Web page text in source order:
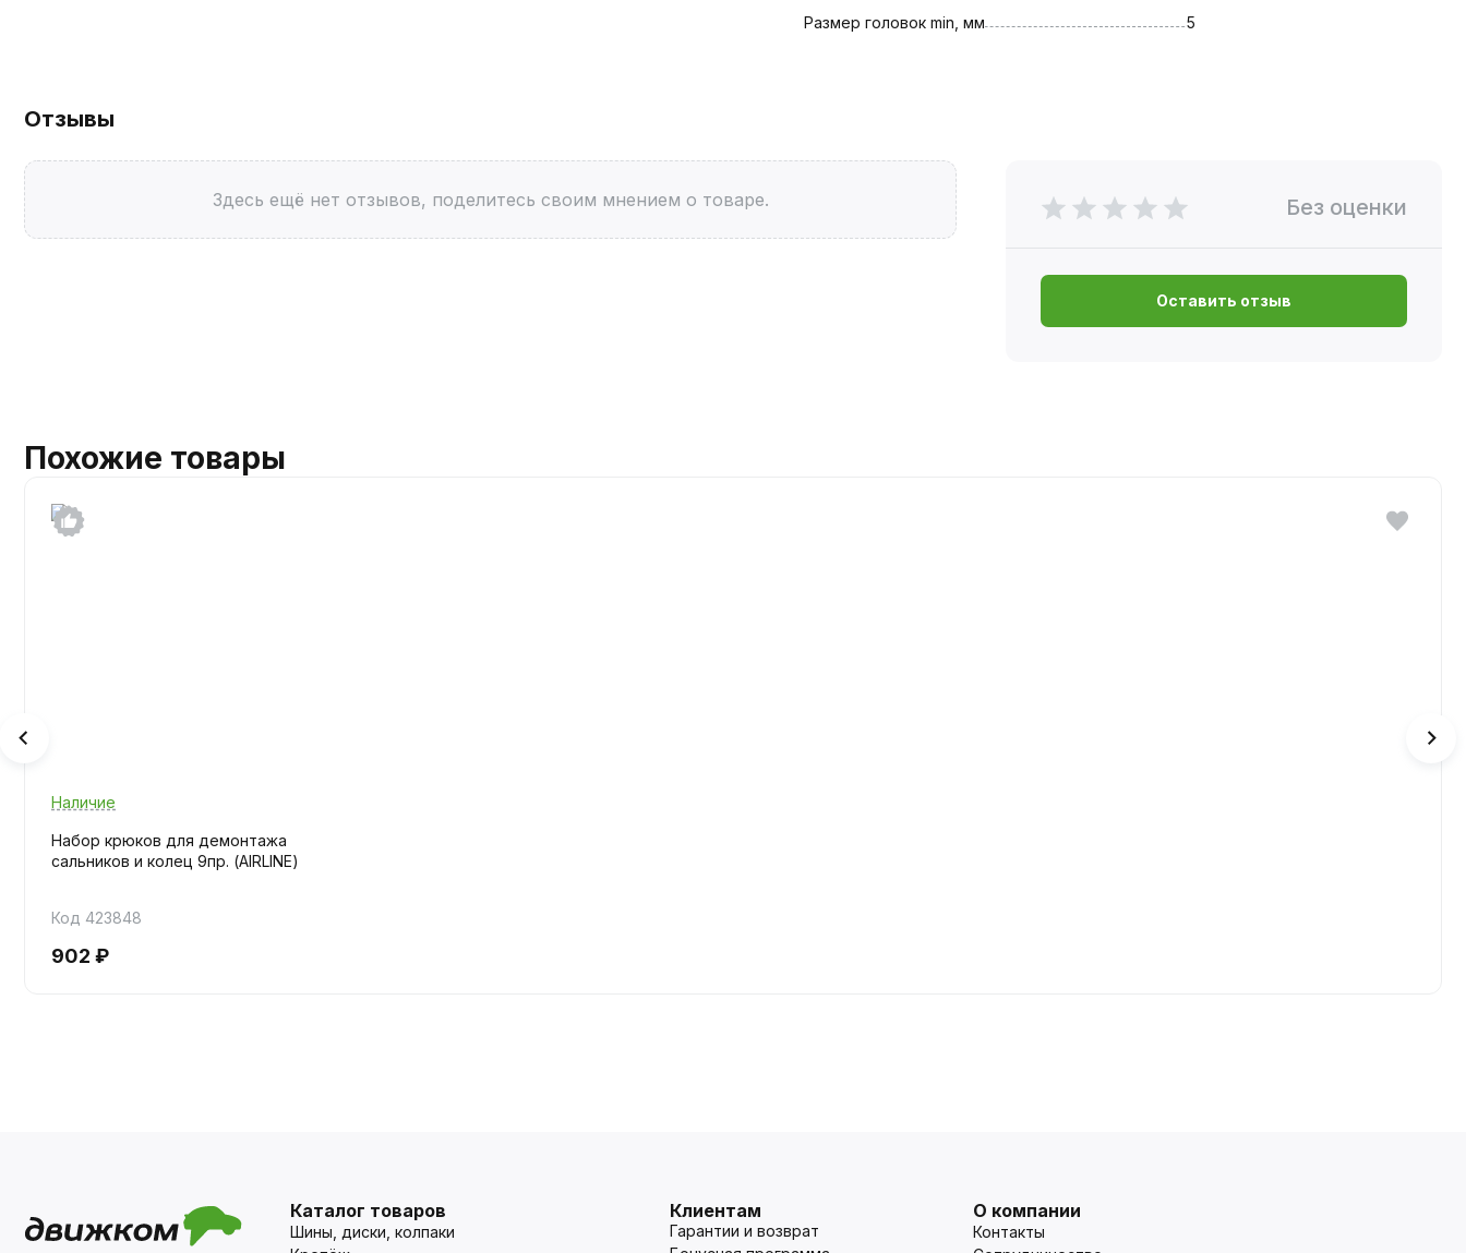
Размер головок min, мм
5
Отзывы
Здесь ещё нет отзывов, поделитесь своим мнением о товаре. Без оценки
Оставить отзыв
Похожие товары
Наличие
Набор крюков для демонтажа
сальников и колец 9пр. (AIRLINE)
Код 423848
902 ₽
Каталог товаров
Шины, диски, колпаки
Клиентам
Гарантии и возврат
О компании
Контакты